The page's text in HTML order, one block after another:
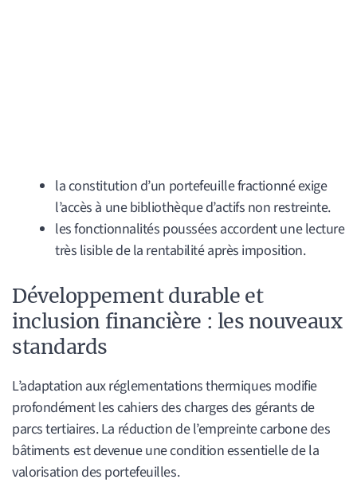
la constitution d’un portefeuille fractionné exige
l’accès à une bibliothèque d’actifs non restreinte.
les fonctionnalités poussées accordent une lecture
très lisible de la rentabilité après imposition.
Développement durable et
inclusion financière : les nouveaux
standards
L’adaptation aux réglementations thermiques modifie
profondément les cahiers des charges des gérants de
parcs tertiaires. La réduction de l’empreinte carbone des
bâtiments est devenue une condition essentielle de la
valorisation des portefeuilles.